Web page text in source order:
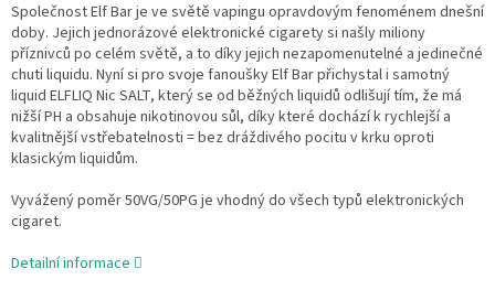
Společnost Elf Bar je ve světě vapingu opravdovým fenoménem dnešní
doby. Jejich jednorázové elektronické cigarety si našly miliony
příznivců po celém světě, a to díky jejich nezapomenutelné a jedinečné
chuti liquidu. Nyní si pro svoje fanoušky Elf Bar přichystal i samotný
liquid ELFLIQ Nic SALT, který se od běžných liquidů odlišují tím, že má
nižší PH a obsahuje nikotinovou sůl, díky které dochází k rychlejší a
kvalitnější vstřebatelnosti = bez dráždivého pocitu v krku oproti
klasickým liquidům.
Vyvážený poměr 50VG/50PG je vhodný do všech typů elektronických
cigaret.
Detailní informace